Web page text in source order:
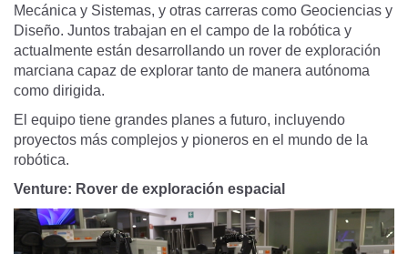
Mecánica y Sistemas, y otras carreras como Geociencias y
Diseño. Juntos trabajan en el campo de la robótica y
actualmente están desarrollando un rover de explora­ción
marciana capaz de explorar tanto de manera autónoma
como dirigida.
El equipo tiene grandes planes a futuro, incluyendo
proyectos más complejos y pioneros en el mundo de la
robótica.
Venture: Rover de exploración espacial